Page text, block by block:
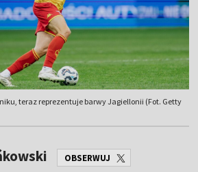
teraz reprezentuje barwy Jagiellonii (Fot. Getty
OBSERWUJ